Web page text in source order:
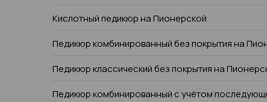
Кислотный педикюр на Пионерской
Педикюр комбинированный без покрытия на
Педикюр классический без покрытия на
Педикюр комбинированный с учётом